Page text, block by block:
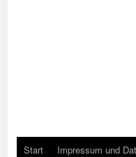
Start Impressum und